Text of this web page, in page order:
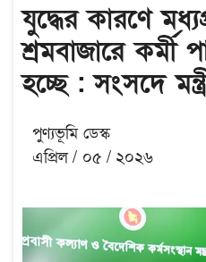
যুদ্ধের কারণে
শ্রমবাজারে কর্মী
হচ্ছে : সংসদে
পুণ্যভূমি ডেস্ক
এপ্রিল / ০৫ / ২০২৬